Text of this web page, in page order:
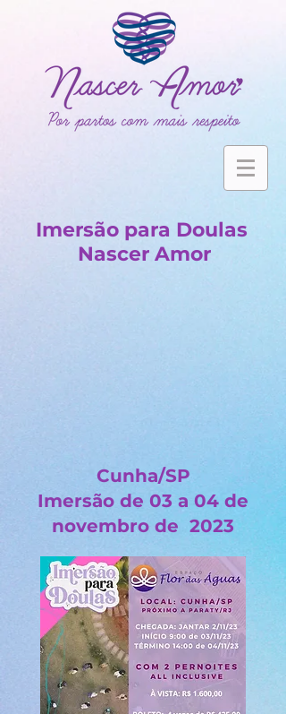
Imersão para Doulas
Nascer Amor
Cunha/SP
Imersão de 03 a 04 de
novembro de 2023